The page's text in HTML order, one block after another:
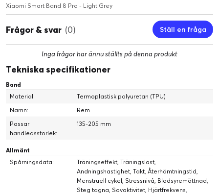
Xiaomi Smart Band 8 Pro - Light Grey
Frågor & svar (0) Ställ en fråga
Inga frågor har ännu ställts på denna produkt
Tekniska specifikationer
Band
Material:
Termoplastisk polyuretan (TPU)
Namn:
Rem
Passar
handledsstorlek:
135-205 mm
Allmänt
Spårningsdata:
Träningseffekt, Träningslast,
Andningshastighet, Takt, Återhämtningstid,
Menstruell cykel, Stressnivå, Blodsyremättnad,
Steg tagna, Sovaktivitet, Hjärtfrekvens,